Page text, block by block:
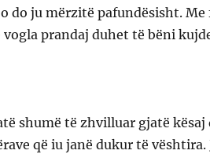
do ju mërzitë pafundësisht.
prandaj duhet të bëni
shumë të zhvilluar gjatë kësaj
që iu janë dukur të